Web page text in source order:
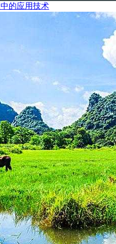
的应用技术